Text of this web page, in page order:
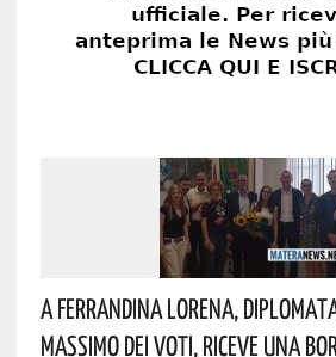
A Ferrandina Lorena,
Massimo Dei Voti, Riceve Una